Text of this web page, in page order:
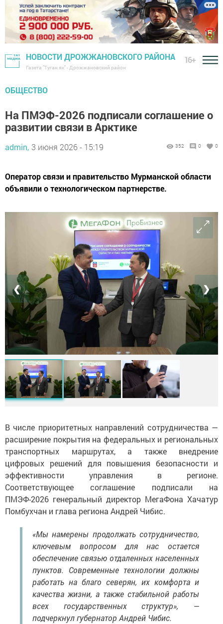
НОВОСТИ ДРОЖЖАНОВСКОГО РАЙОНА
Газета "Туган як" - Дрожжановский район
16+
ОБЩЕСТВО
На ПМЭФ-2026 подписали соглашение о
развитии связи в Арктике
admin, 3 июня 2026 - 15:19 352 0 0
Оператор связи и правительство Мурманской области
объявили о технологическом партнерстве.
❮ ❯
В числе приоритетных направлений сотрудничества —
расширение покрытия на федеральных и региональных
транспортных маршрутах, а также внедрение
цифровых решений для повышения безопасности и
эффективности управления в регионе.
Соответствующее соглашение подписали на
ПМЭФ-2026 генеральный директор МегаФона Хачатур
Помбухчан и глава региона Андрей Чибис.
«Мы намерены продолжать сотрудничество,
ключевым вопросом для нас остается
обеспечение связью отдаленных населенных
пунктов. Современные технологии должны
работать на благо северян, их комфорта и
качества жизни, а также стабильной работы
всех государственных структур», —
подчеркнул губернатор Андрей Чибис.